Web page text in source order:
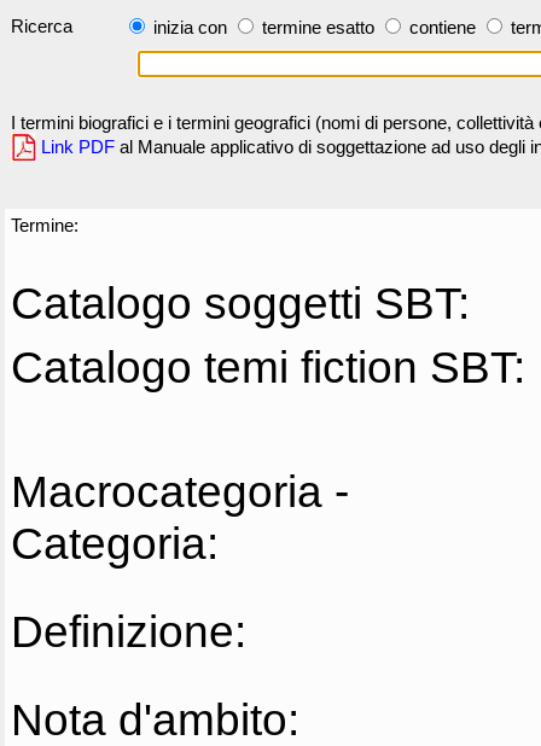
Ricerca inizia con termine esatto contiene
I termini biografici e i termini geografici (nomi di persone,
Link PDF al Manuale applicativo di soggettazione ad uso degli
Termine:
Catalogo soggetti SBT:
Catalogo temi fiction SBT:
Macrocategoria -
Categoria:
Definizione:
Nota d'ambito: